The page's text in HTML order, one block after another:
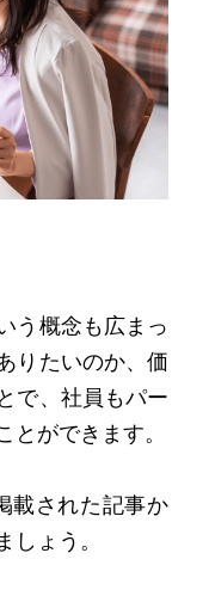
う概念も広まっ
りたいのか、価
で、社員もパー
ができます。
載された記事か
ょう。